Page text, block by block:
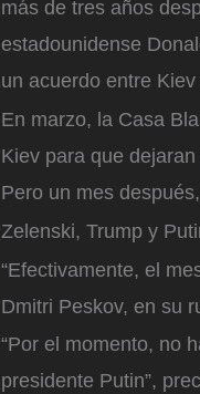
más de tres años
estadounidense
un acuerdo entre
En marzo, la Casa
Kiev para que
Pero un mes
Zelenski, Trump y
“Efectivamente, el
Dmitri Peskov, en su
“Por el momento, no
presidente Putin”,